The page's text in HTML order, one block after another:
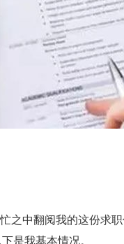
中翻阅我的这份求职
是我基本情况。